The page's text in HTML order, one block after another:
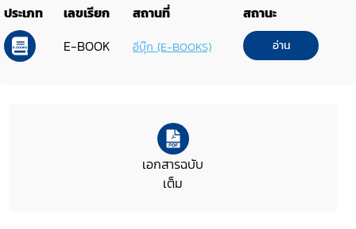
ประเภท เลขเรียก สถานที่
สถานะ
E-BOOK
อีบุ๊ก (E-BOOKS) อ่าน
เอกสารฉบับ
เต็ม